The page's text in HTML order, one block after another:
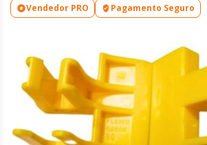
Vendedor PRO Pagamento Seguro